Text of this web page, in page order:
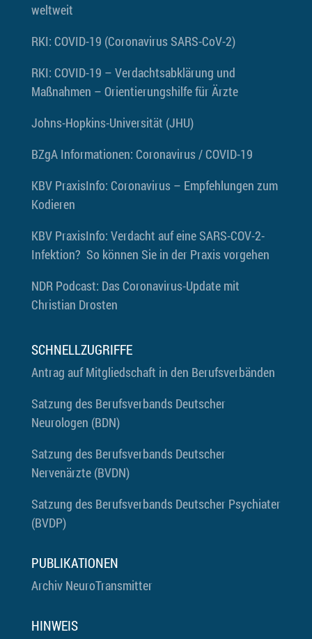
weltweit
RKI: COVID-19 (Coronavirus SARS-CoV-2)
RKI: COVID-19 – Verdachtsabklärung und
Maßnahmen – Orientierungshilfe für Ärzte
Johns-Hopkins-Universität (JHU)
BZgAInformationen: Coronavirus / COVID-19
KBV PraxisInfo: Coronavirus – Empfehlungen zum
Kodieren
KBV PraxisInfo: Verdacht auf eine SARS-COV-2-
Infektion? So können Sie in der Praxis vorgehen
NDR Podcast: Das Coronavirus-Update mit
Christian Drosten
SCHNELLZUGRIFFE
Antrag auf Mitgliedschaft in den Berufsverbänden
Satzung des Berufsverbands Deutscher
Neurologen (BDN)
Satzung des Berufsverbands Deutscher
Nervenärzte (BVDN)
Satzung des Berufsverbands Deutscher Psychiater
(BVDP)
PUBLIKATIONEN
Archiv NeuroTransmitter
HINWEIS